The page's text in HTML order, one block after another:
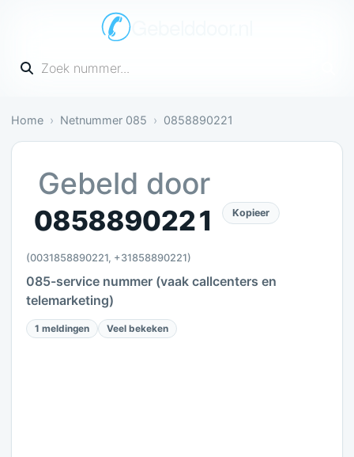
Gebelddoor.nl
Vul een telefoonnummer in
Home Netnummer 085 0858890221
Gevaarlijk: 1 melding bevestigt dit
Gebeld door
0858890221
(0031858890221, +31858890221)
Kopieer
085-service nummer (vaak callcenters en
telemarketing)
1 meldingen Veel bekeken